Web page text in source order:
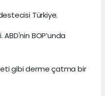
Türkiye.
BOP’unda
gibi derme çatma bir